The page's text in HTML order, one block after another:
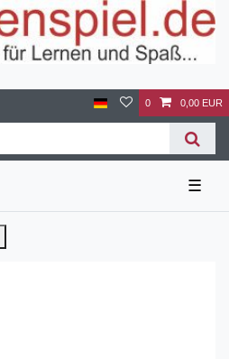
0 0,00 EUR
☰